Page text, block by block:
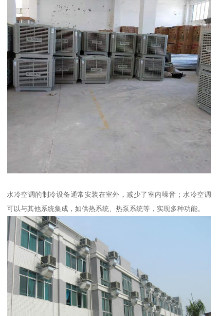
水冷空调的制冷设备通常安装在室外，减少了室内噪音；水冷空调
可以与其他系统集成，如供热系统、热泵系统等，实现多种功能。